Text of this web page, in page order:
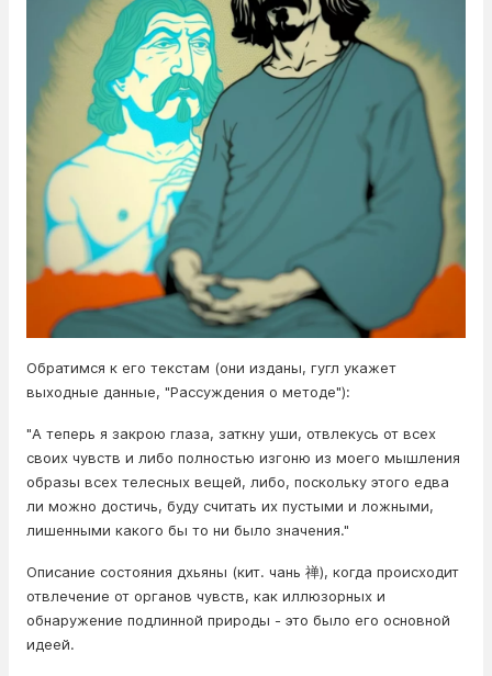
Обратимся к его текстам (они изданы, гугл укажет
выходные данные, "Рассуждения о методе"):
"А теперь я закрою глаза, заткну уши, отвлекусь от всех
своих чувств и либо полностью изгоню из моего мышления
образы всех телесных вещей, либо, поскольку этого едва
ли можно достичь, буду считать их пустыми и ложными,
лишенными какого бы то ни было значения."
Описание состояния дхьяны (кит. чань 禅), когда происходит
отвлечение от органов чувств, как иллюзорных и
обнаружение подлинной природы - это было его основной
идеей.